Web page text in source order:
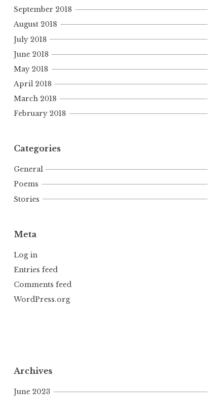
September 2018
August 2018
July 2018
June 2018
May 2018
April 2018
March 2018
February 2018
Categories
General
Poems
Stories
Meta
Log in
Entries feed
Comments feed
WordPress.org
Archives
June 2023